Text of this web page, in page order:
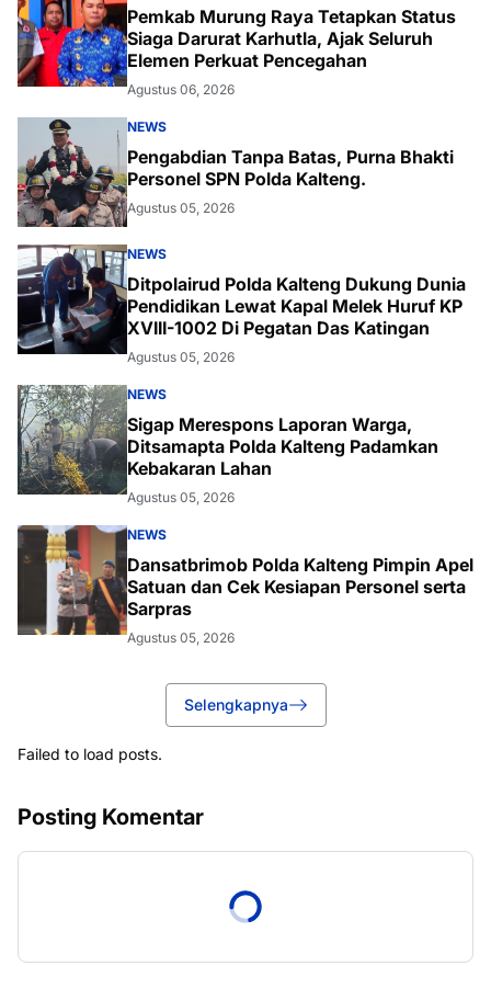
Pemkab Murung Raya Tetapkan Status
Siaga Darurat Karhutla, Ajak Seluruh
Elemen Perkuat Pencegahan
Agustus 06, 2026
NEWS
Pengabdian Tanpa Batas, Purna Bhakti
Personel SPN Polda Kalteng.
Agustus 05, 2026
NEWS
Ditpolairud Polda Kalteng Dukung Dunia
Pendidikan Lewat Kapal Melek Huruf KP
XVIII-1002 Di Pegatan Das Katingan
Agustus 05, 2026
NEWS
Sigap Merespons Laporan Warga,
Ditsamapta Polda Kalteng Padamkan
Kebakaran Lahan
Agustus 05, 2026
NEWS
Dansatbrimob Polda Kalteng Pimpin Apel
Satuan dan Cek Kesiapan Personel serta
Sarpras
Agustus 05, 2026
Selengkapnya
Failed to load posts.
Posting Komentar